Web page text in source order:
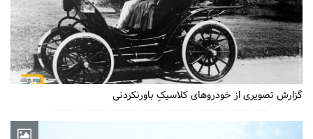
گزارش تصویری از خودروهای کلاسیکِ باورنکردنی